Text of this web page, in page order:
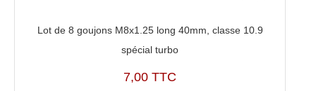
Lot de 8 goujons M8x1.25 long 40mm, classe 10.9
spécial turbo
7,00 TTC